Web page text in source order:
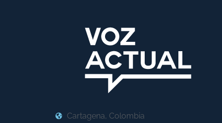
Cartagena, Colombia